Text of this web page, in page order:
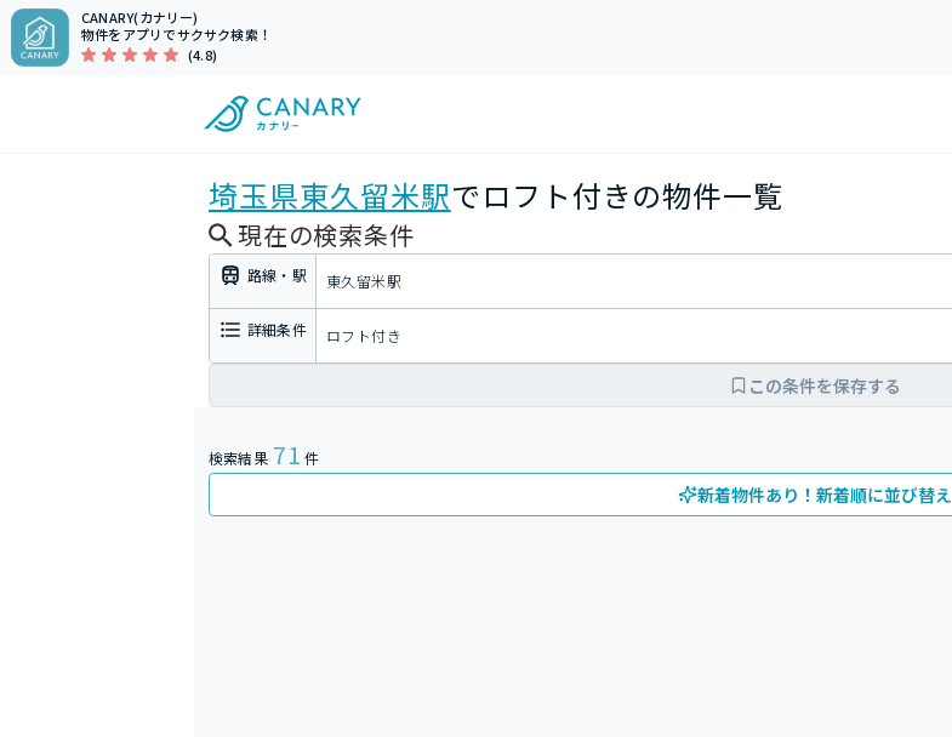
CANARY(カナリー)
物件をアプリでサクサク検索！
(4.8)
埼玉県東久留米駅でロフト付きの物件一覧
現在の検索条件
路線・駅 東久留米駅
詳細条件 ロフト付き
この条件を保存する
検索結果 71 件
新着物件あり！新着順に並び替え